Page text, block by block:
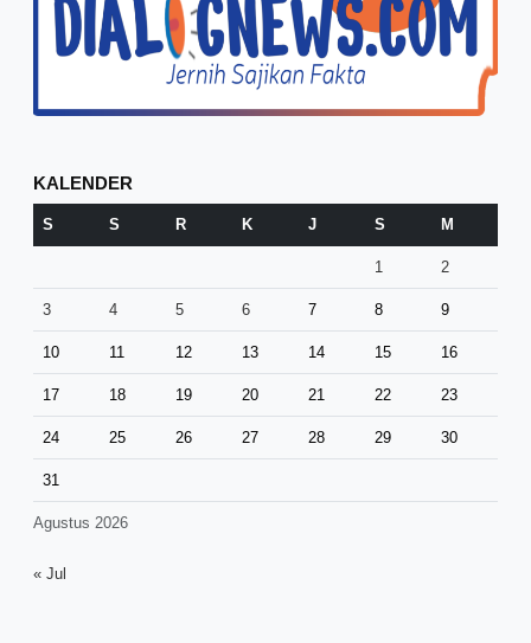
KALENDER
Agustus 2026
S S R K J S M
1 2
3 4 5 6 7 8 9
10 11 12 13 14 15 16
17 18 19 20 21 22 23
24 25 26 27 28 29 30
31
« Jul